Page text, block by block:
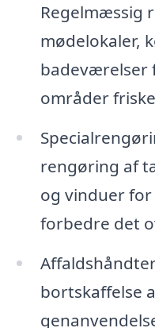
Regelmæssig
mødelokaler,
badeværelser
områder
rengøring af
og vinduer
forbedre det
bortskaffelse